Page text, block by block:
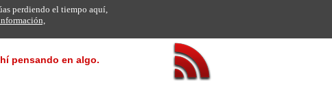
pensando en algo.
perdiendo el tiempo aquí,